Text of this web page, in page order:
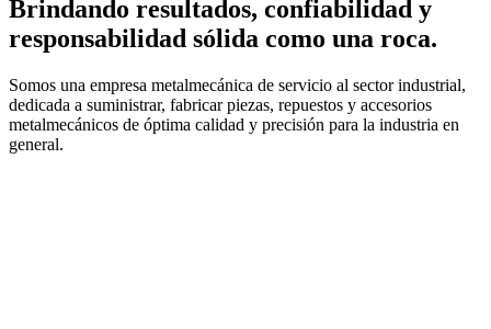
Brindando resultados, confiabilidad y
responsabilidad sólida como una roca.
Somos una empresa metalmecánica de servicio al sector industrial,
dedicada a suministrar, fabricar piezas, repuestos y accesorios
metalmecánicos de óptima calidad y precisión para la industria en
general.